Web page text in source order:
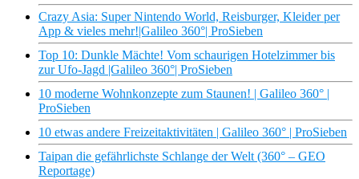
Crazy Asia: Super Nintendo World, Reisburger, Kleider per
App & vieles mehr!|Galileo 360°| ProSieben
Top 10: Dunkle Mächte! Vom schaurigen Hotelzimmer bis
zur Ufo-Jagd |Galileo 360°| ProSieben
10 moderne Wohnkonzepte zum Staunen! | Galileo 360° |
ProSieben
10 etwas andere Freizeitaktivitäten | Galileo 360° | ProSieben
Taipan die gefährlichste Schlange der Welt (360° – GEO
Reportage)